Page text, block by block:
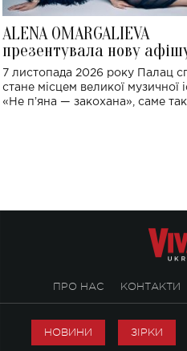
ALENA OMARGALIEVA
презентувала нову
великого концерту в
спорту
7 листопада 2026 року Палац
стане місцем великої музичної
«Не пʼяна — закохана», саме так
ПРО НАС КОНТАКТИ
НОВИНИ ЗІРКИ